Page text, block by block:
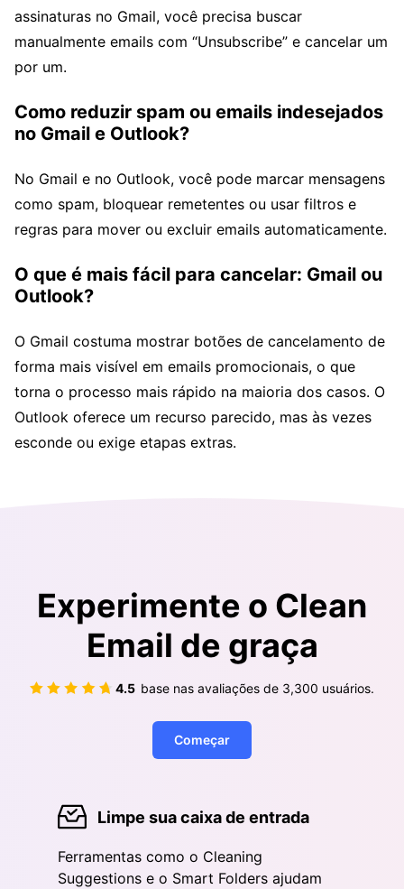
assinaturas no Gmail, você precisa buscar
manualmente emails com “Unsubscribe” e cancelar um
por um.
Como reduzir spam ou emails indesejados
no Gmail e Outlook?
No Gmail e no Outlook, você pode marcar mensagens
como spam, bloquear remetentes ou usar filtros e
regras para mover ou excluir emails automaticamente.
O que é mais fácil para cancelar: Gmail ou
Outlook?
O Gmail costuma mostrar botões de cancelamento de
forma mais visível em emails promocionais, o que
torna o processo mais rápido na maioria dos casos. O
Outlook oferece um recurso parecido, mas às vezes
esconde ou exige etapas extras.
Experimente o Clean
Email de graça
4.5 base nas avaliações de 3,300 usuários.
Começar
Limpe sua caixa de entrada
Ferramentas como o Cleaning
Suggestions e o Smart Folders ajudam